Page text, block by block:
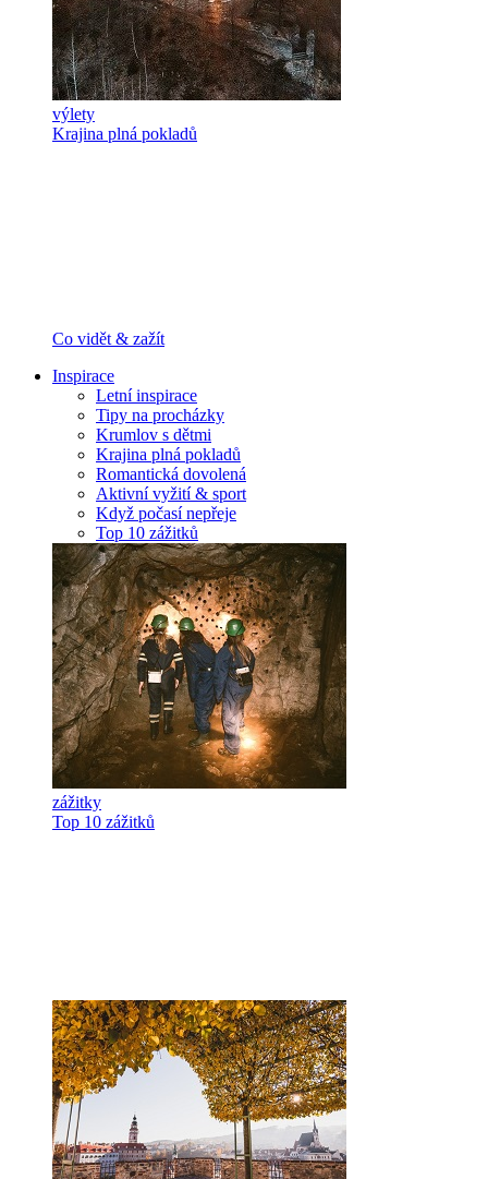
výlety
Krajina plná pokladů
Co vidět & zažít
Inspirace
Letní inspirace
Tipy na procházky
Krumlov s dětmi
Krajina plná pokladů
Romantická dovolená
Aktivní vyžití & sport
Když počasí nepřeje
Top 10 zážitků
zážitky
Top 10 zážitků